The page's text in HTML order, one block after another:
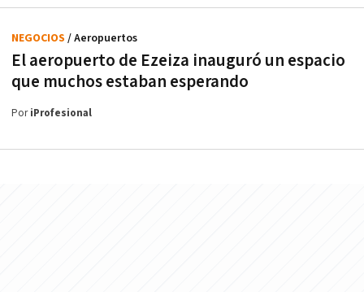
El aeropuerto de Ezeiza inauguró un espacio
que muchos estaban esperando
NEGOCIOS / Aeropuertos
PoriProfesional